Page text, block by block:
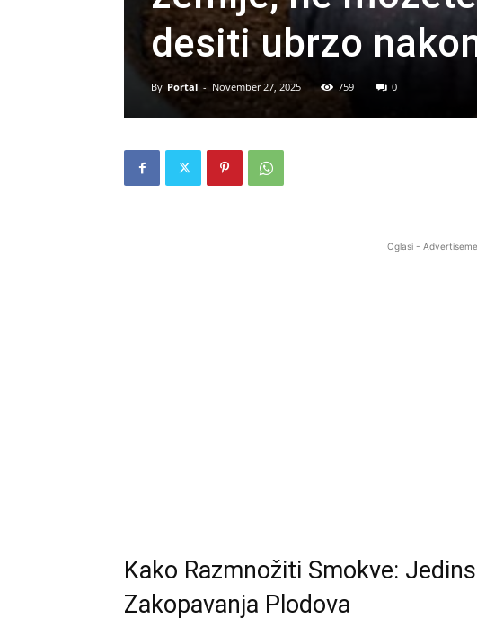
desiti ubrzo
By Portal - November 27, 2025 759 0
Oglasi -
Kako Razmnožiti Smokve:
Zakopavanja Plodova